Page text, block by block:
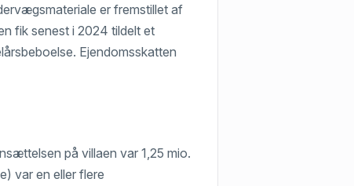
er fremstillet af
fik senest i 2024 tildelt et
Ejendomsskatten
på villaen var 1,25 mio.
var en eller flere